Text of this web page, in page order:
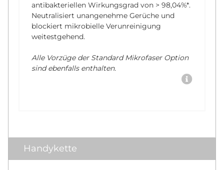
antibakteriellen Wirkungsgrad von > 98,04%*.
Neutralisiert unangenehme Gerüche und
blockiert mikrobielle Verunreinigung
weitestgehend.
Alle Vorzüge der Standard Mikrofaser Option
sind ebenfalls enthalten.
Handykette